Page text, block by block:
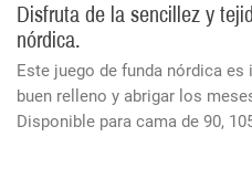
Disfruta de la sencillez y
nórdica.
Este juego de funda nórdica
buen relleno y abrigar los
Disponible para cama de 90,